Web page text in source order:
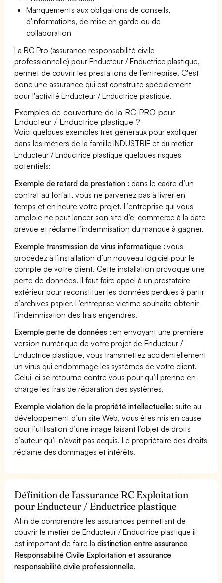
Manquements aux obligations de conseils,
d'informations, de mise en garde ou de
collaboration
La RC Pro (assurance responsabilité civile
professionnelle) pour Enducteur / Enductrice plastique,
permet de couvrir les prestations de l’entreprise. C'est
donc une assurance qui est construite spécialement
pour l'activité Enducteur / Enductrice plastique.
Exemples de couverture de la RC PRO pour
Enducteur / Enductrice plastique ?
Voici quelques exemples très généraux pour expliquer
dans les métiers de la famille INDUSTRIE et du métier
Enducteur / Enductrice plastique quelques risques
potentiels:
Exemple de retard de prestation : dans le cadre d’un
contrat au forfait, vous ne parvenez pas à livrer en
temps et en heure votre projet. L’entreprise qui vous
emploie ne peut lancer son site d’e-commerce à la date
prévue et réclame l’indemnisation du manque à gagner.
Exemple transmission de virus informatique : vous
procédez à l’installation d’un nouveau logiciel pour le
compte de votre client. Cette installation provoque une
perte de données. Il faut faire appel à un prestataire
extérieur pour reconstituer les données perdues à partir
d’archives papier. L’entreprise victime souhaite obtenir
l’indemnisation des frais engendrés.
Exemple perte de données : en envoyant une première
version numérique de votre projet de Enducteur /
Enductrice plastique, vous transmettez accidentellement
un virus qui endommage les systèmes de votre client.
Celui-ci se retourne contre vous pour qu’il prenne en
charge les frais de réparation des systèmes.
Exemple violation de la propriété intellectuelle: suite au
développement d’un site Web, vous êtes mis en cause
pour l’utilisation d’une image faisant l’objet de droits
d’auteur qu’il n’avait pas acquis. Le propriétaire des droits
réclame des dommages et intérêts.
Définition de l'assurance RC Exploitation
pour Enducteur / Enductrice plastique
Afin de comprendre les assurances permettant de
couvrir le métier de Enducteur / Enductrice plastique il
est important de faire ladistinction entre assurance
Responsabilité Civile Exploitation et assurance
responsabilité civile professionnelle.